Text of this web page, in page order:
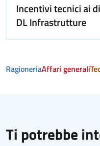
Incentivi tecnici ai
DL Infrastrutture
RagioneriaAffari generali
Ti potrebbe